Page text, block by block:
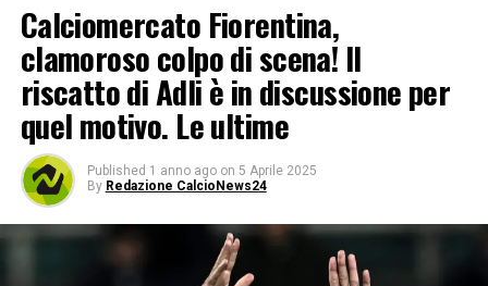
Calciomercato Fiorentina,
clamoroso colpo di scena! Il
riscatto di Adli è in discussione per
quel motivo. Le ultime
Published 1 anno ago on 5 Aprile 2025
By Redazione CalcioNews24